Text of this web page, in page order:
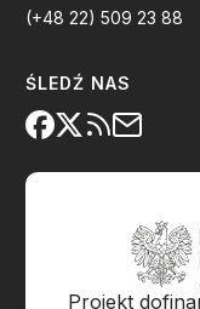
(+48 22) 509 23 88
ŚLEDŹ NAS
Projekt